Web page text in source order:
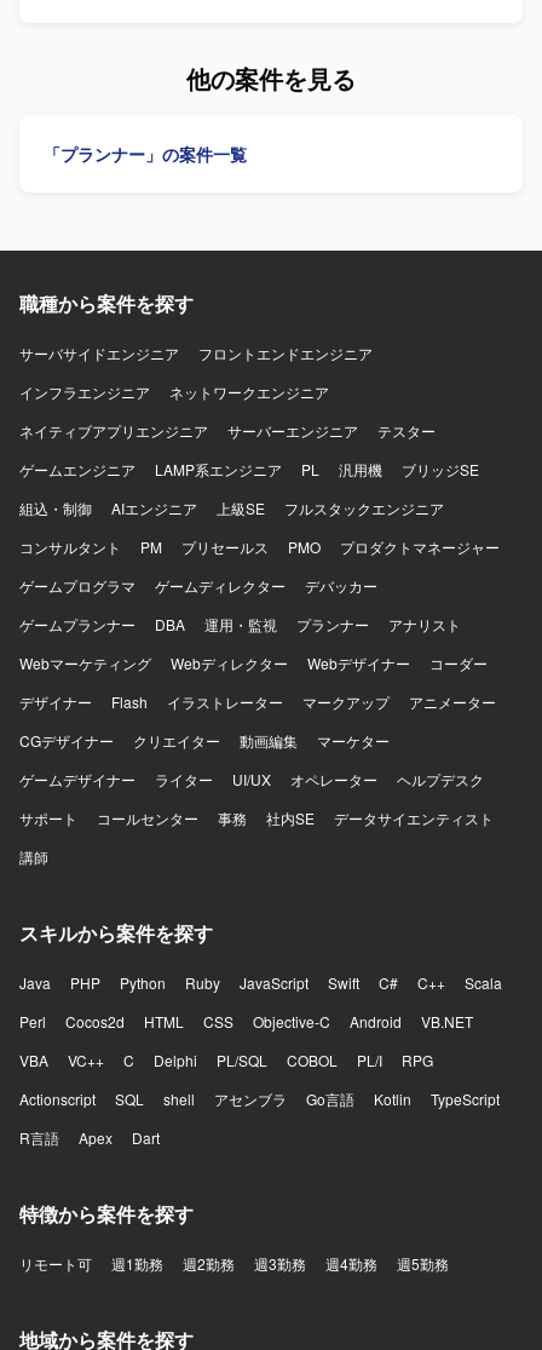
境】 言語はJava、フレームワークはSpring Boot 3を利用し
いて、アウトゲームおよびバトル設計に必要な各種ツール
の売上予測および着地見込み資料を作成します。クライア
務を主体的に推進していただきます。 【求める人物像】 ク
特定し、改善案を立案できる方を求めています。 【ポジシ
分析から施策立案、クライアントへの提案まで一連のプロ
運営に携わりながら、運営ディレクターやリードプランナ
発環境】 ミドルカジュアルゲームの運営プロジェクトにお
いて、各種KPIデータを活用した分析および資料作成を行う
環境で業務を進めていただきます。
他の案件を見る
「プランナー」の案件一覧
職種から案件を探す
サーバサイドエンジニア
フロントエンドエンジニア
インフラエンジニア
ネットワークエンジニア
ネイティブアプリエンジニア
サーバーエンジニア
テスター
ゲームエンジニア
LAMP系エンジニア PL 汎用機
ブリッジSE
組込・制御
AIエンジニア 上級SE
フルスタックエンジニア
コンサルタント
PM プリセールス PMO
プロダクトマネージャー
ゲームプログラマ
ゲームディレクター
デバッカー
ゲームプランナー
DBA 運用・監視 プランナー
アナリスト
Webマーケティング
Webディレクター Webデザイナー
コーダー
デザイナー
Flash イラストレーター マークアップ
アニメーター
CGデザイナー
クリエイター 動画編集
マーケター
ゲームデザイナー
ライター UI/UX オペレーター
ヘルプデスク
サポート
コールセンター 事務 社内SE
データサイエンティスト
講師
スキルから案件を探す
Java PHP Python Ruby JavaScript Swift C# C++
Scala
Perl
Cocos2d HTML CSS Objective-C Android
VB.NET
VBA
VC++ C Delphi PL/SQL COBOL PL/I
RPG
Actionscript
SQL shell アセンブラ Go言語 Kotlin
TypeScript
R言語
Apex Dart
特徴から案件を探す
リモート可 週1勤務 週2勤務 週3勤務 週4勤務 週5勤務
地域から案件を探す